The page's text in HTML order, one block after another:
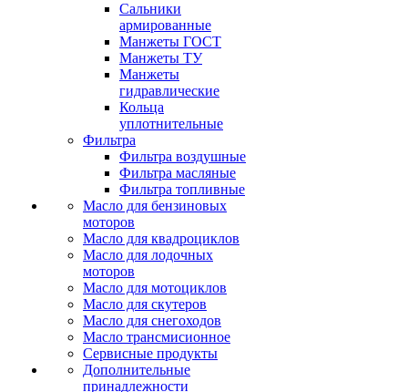
Сальники
армированные
Манжеты ГОСТ
Манжеты ТУ
Манжеты
гидравлические
Кольца
уплотнительные
Фильтра
Фильтра воздушные
Фильтра масляные
Фильтра топливные
Масло для бензиновых
моторов
Масло для квадроциклов
Масло для лодочных
моторов
Масло для мотоциклов
Масло для скутеров
Масло для снегоходов
Масло трансмисионное
Сервисные продукты
Дополнительные
принадлежности